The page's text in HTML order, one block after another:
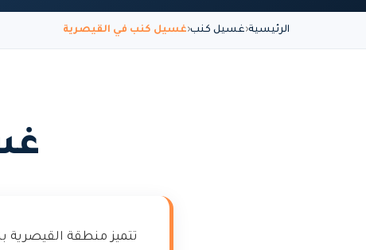
الرئيسية غسيل كنب غسيل كنب في القيصرية
تتميز منطقة القيصرية